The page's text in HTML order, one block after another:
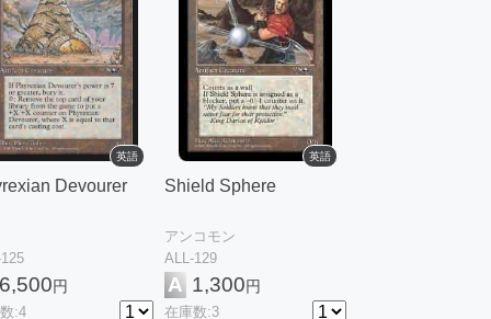
英語
Devourer
円
:4
英語
Shield Sphere
アンコモン
ALL-129
A 1,300円
在庫数:3